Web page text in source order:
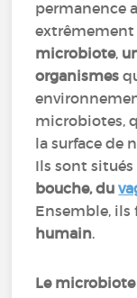
permanence
extrêmement
microbiote,
organismes
microbiotes,
la surface de
Ils sont situés
bouche, du
Ensemble, ils
humain.
Le